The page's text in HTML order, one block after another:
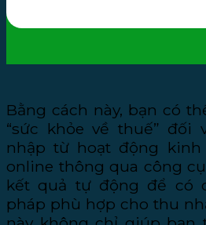
Bằng cách này, bạn có
“sức khỏe về thuế” đối
nhập từ hoạt động
online thông qua công
kết quả tự động để có
pháp phù hợp cho thu